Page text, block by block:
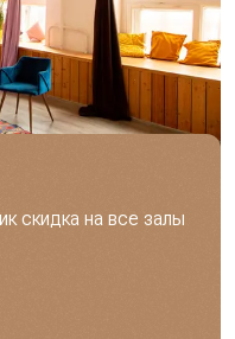
скидка на все залы